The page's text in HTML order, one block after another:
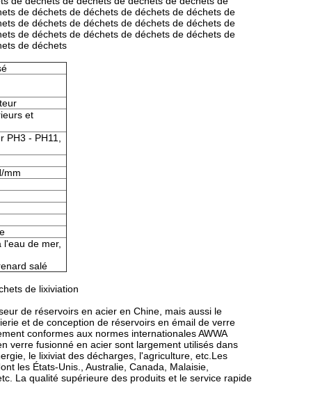
de déchets de déchets de déchets de déchets de
de déchets de déchets de déchets de déchets de
de déchets de déchets de déchets de déchets de
de déchets
et
- PH11,
mm
de mer,
salé
de lixiviation
de réservoirs en acier en Chine, mais aussi le
et de conception de réservoirs en émail de verre
conformes aux normes internationales AWWA
verre fusionné en acier sont largement utilisés dans
le lixiviat des décharges, l'agriculture, etc.Les
les États-Unis., Australie, Canada, Malaisie,
La qualité supérieure des produits et le service rapide